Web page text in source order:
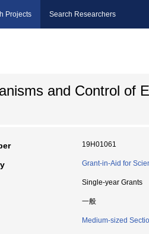
Projects Search Researchers
and Control of
19H01061
Grant-in-Aid for
Single-year Grants
一般
Medium-sized